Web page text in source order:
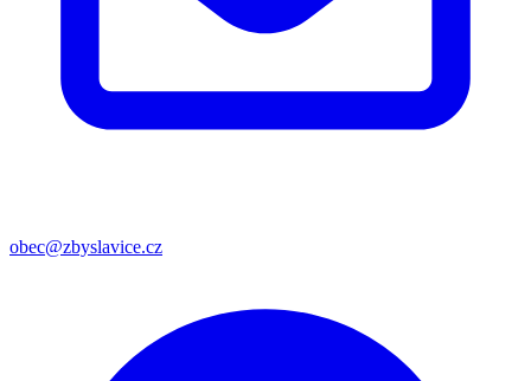
obec@zbyslavice.cz